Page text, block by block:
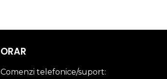
ORAR
Comenzi telefonice/suport: